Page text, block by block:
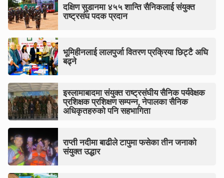
दक्षिण सुडानमा ४५५ शान्ति सैनिकलाई संयुक्त
राष्ट्रसंघ पदक प्रदान
भूमिहीनलाई लालपुर्जा वितरण प्रक्रिया छिट्टै अघि
बढ्ने
इस्लामाबादमा संयुक्त राष्ट्रसंघीय सैनिक पर्यवेक्षक
प्रशिक्षक प्रशिक्षण सम्पन्न, नेपालका सैनिक
अधिकृतहरुको पनि सहभागिता
राप्ती नदीमा बाढीले टापुमा फसेका तीन जनाको
संयुक्त उद्धार